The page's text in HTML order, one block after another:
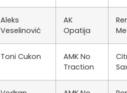
Aleks
Veselinović
AK
Opatija
Toni Cukon
AMK No
Traction